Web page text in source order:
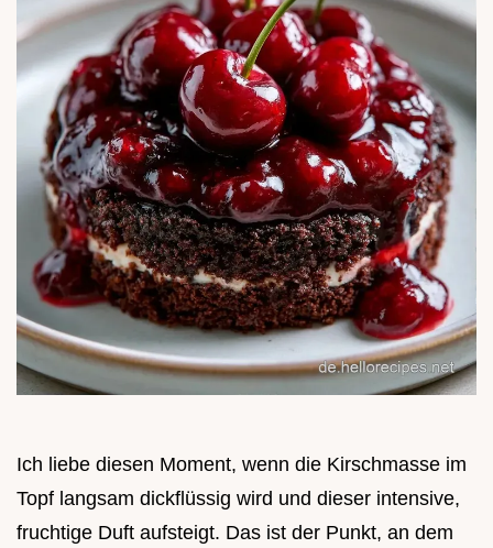
Ich liebe diesen Moment, wenn die Kirschmasse im
Topf langsam dickflüssig wird und dieser intensive,
fruchtige Duft aufsteigt. Das ist der Punkt, an dem